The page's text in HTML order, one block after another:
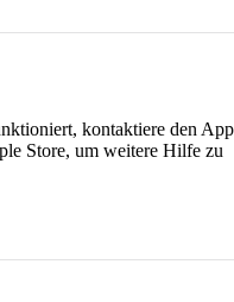
kontaktiere den
Store, um weitere Hilfe zu